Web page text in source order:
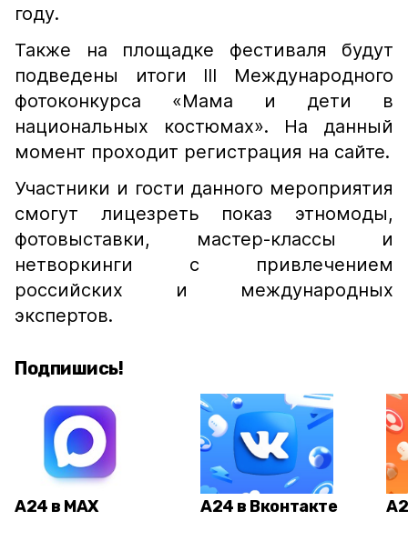
году.
Также на​ площадке фестиваля будут
подведены итоги III Международного
фотоконкурса «Мама и​ дети в​
национальных костюмах». На​ данный
момент проходит регистрация на​ сайте.
Участники и гости данного мероприятия
смогут лицезреть показ этномоды,
фотовыставки, мастер-классы и​
нетворкинги с​ привлечением
российских и​ международных
экспертов.
Подпишись!
А24 в MAX А24 в Вконтакте